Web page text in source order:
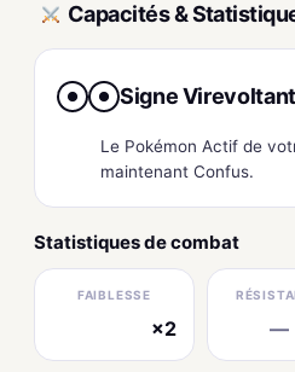
Capacités &
● ● Signe Virevoltant
Le Pokémon Actif de
maintenant Confus.
Statistiques de combat
FAIBLESSE
×2 —